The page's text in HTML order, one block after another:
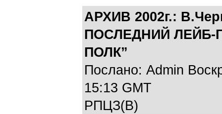
АРХИВ 2002г.:
ПОСЛЕДНИЙ ЛЕЙБ-
ПОЛК”
Послано: Admin
15:13 GMT
РПЦЗ(В)